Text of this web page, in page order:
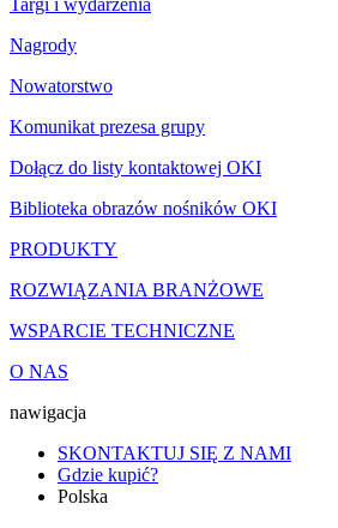
Nagrody
Nowatorstwo
Komunikat prezesa grupy
Dołącz do listy kontaktowej OKI
Biblioteka obrazów nośników OKI
PRODUKTY
ROZWIĄZANIA BRANŻOWE
WSPARCIE TECHNICZNE
O NAS
nawigacja
SKONTAKTUJ SIĘ Z NAMI
Gdzie kupić?
Polska